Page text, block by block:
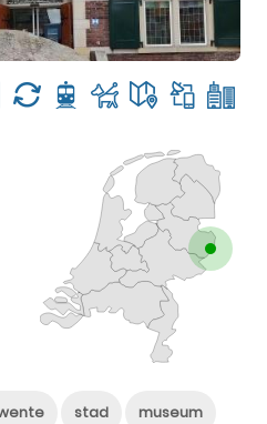
stad museum